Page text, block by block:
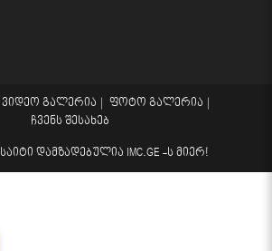
ვიდეო გალერია
ფოტო გალერია
ჩვენს შესახებ
საიტი დამზადებულია IMC.GE -ს მიერ!